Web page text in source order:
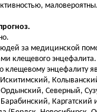
маловероятны.
за медицинской
клещевого энцефалита.
клещевому энцефалиту
Северный,
Барабинский,